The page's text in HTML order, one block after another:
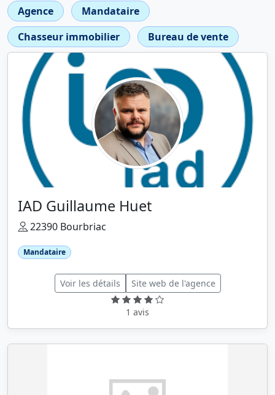
Agence
Mandataire
Chasseur immobilier
Bureau de vente
IAD Guillaume Huet
22390 Bourbriac
Mandataire
Voir les détails Site web de l'agence
1 avis